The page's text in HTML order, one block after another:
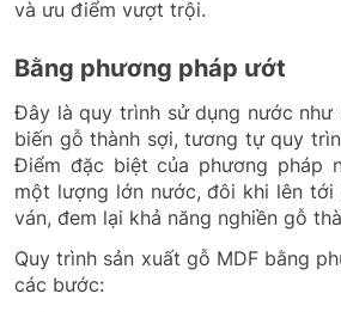
và ưu điểm vượt trội.
Bằng phương pháp ướt
Đây là quy trình sử dụng nước
biến gỗ thành sợi, tương tự quy
Điểm đặc biệt của phương pháp
một lượng lớn nước, đôi khi lên
ván, đem lại khả năng nghiền gỗ
Quy trình sản xuất gỗ MDF bằng
các bước: